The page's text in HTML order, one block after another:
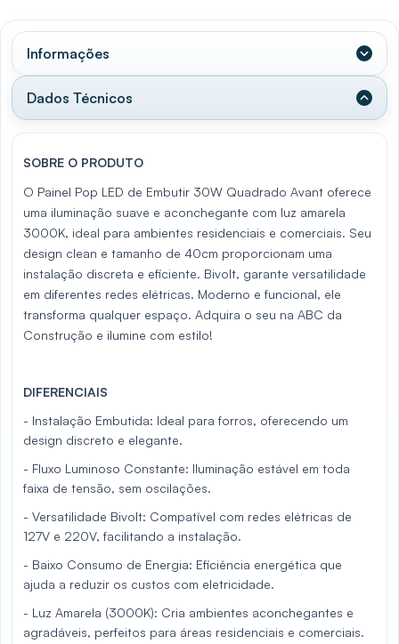
Informações
Dados Técnicos
SOBRE O PRODUTO
O Painel Pop LED de Embutir 30W Quadrado Avant oferece
uma iluminação suave e aconchegante com luz amarela
3000K, ideal para ambientes residenciais e comerciais. Seu
design clean e tamanho de 40cm proporcionam uma
instalação discreta e eficiente. Bivolt, garante versatilidade
em diferentes redes elétricas. Moderno e funcional, ele
transforma qualquer espaço. Adquira o seu na ABC da
Construção e ilumine com estilo!
DIFERENCIAIS
- Instalação Embutida: Ideal para forros, oferecendo um
design discreto e elegante.
- Fluxo Luminoso Constante: Iluminação estável em toda
faixa de tensão, sem oscilações.
- Versatilidade Bivolt: Compatível com redes elétricas de
127V e 220V, facilitando a instalação.
- Baixo Consumo de Energia: Eficiência energética que
ajuda a reduzir os custos com eletricidade.
- Luz Amarela (3000K): Cria ambientes aconchegantes e
agradáveis, perfeitos para áreas residenciais e comerciais.